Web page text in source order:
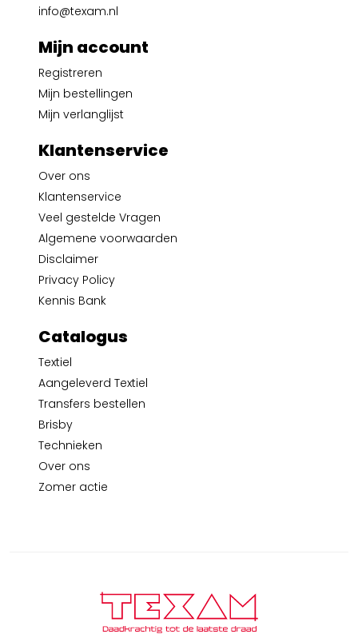
info@texam.nl
Mijn account
Registreren
Mijn bestellingen
Mijn verlanglijst
Klantenservice
Over ons
Klantenservice
Veel gestelde Vragen
Algemene voorwaarden
Disclaimer
Privacy Policy
Kennis Bank
Catalogus
Textiel
Aangeleverd Textiel
Transfers bestellen
Brisby
Technieken
Over ons
Zomer actie